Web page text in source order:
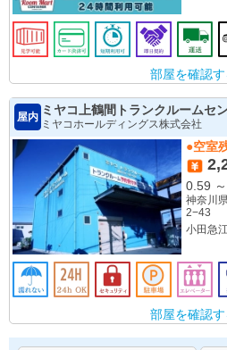
小田急小田原線 秦野
部屋を確認す
屋内
ミヤコ上鶴間トランクルームセ
ミヤコホールディングス株式会社
●空室
0.59 ～
神奈川
2−43
小田急
部屋を確認す